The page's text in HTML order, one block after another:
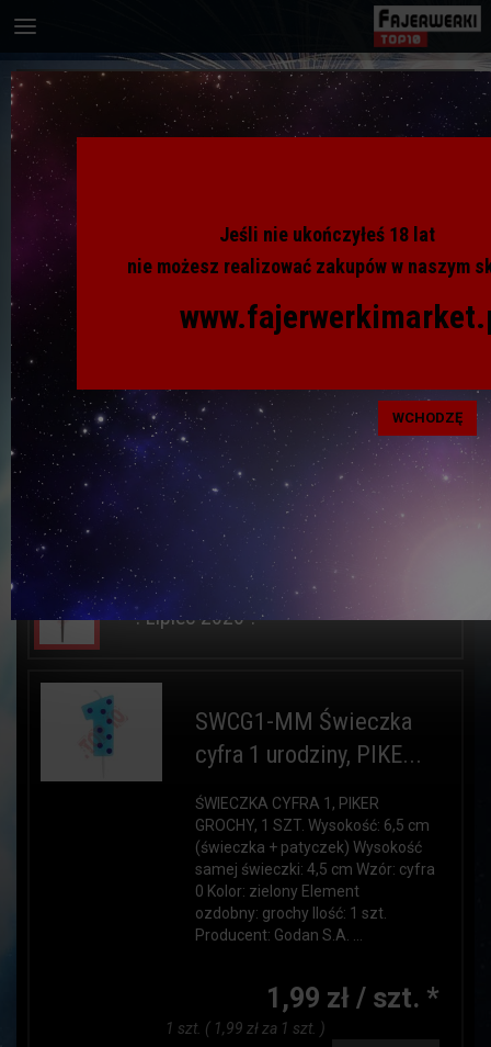
Jeśli nie ukończyłeś 18 lat
nie możesz realizować zakupów w naszym
WCHODZĘ
NOWOŚCI ŚWIECZKI I PARTY
! Marzec 2026 !
! Styczeń 2026 !
! Lipiec 2026 !
SWCG1-MM Świeczka
cyfra 1 urodziny, PIKE...
ŚWIECZKA CYFRA 1, PIKER
GROCHY, 1 SZT. Wysokość: 6,5 cm
(świeczka + patyczek) Wysokość
samej świeczki: 4,5 cm Wzór: cyfra
0 Kolor: zielony Element
ozdobny: grochy Ilość: 1 szt.
Producent: Godan S.A. ...
1,99 zł / szt. *
1 szt. ( 1,99 zł za 1 szt. )